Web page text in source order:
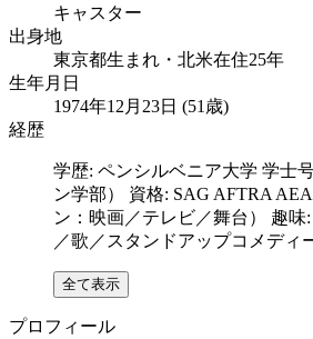
キャスター
出身地
東京都生まれ・北米在住25年
生年月日
1974年12月23日 (51歳)
経歴
学歴: ペンシルベニア大学 学士
ン学部） 資格: SAG AFTRA
ン：映画／テレビ／舞台） 趣
／歌／スタンドアップコメディ
全て表示
プロフィール